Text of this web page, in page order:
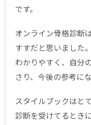
です。
オンライン骨格診断
すすだと思いました。
わかりやすく、自分
さり、今後の参考に
スタイルブックはと
診断を受けてるとき